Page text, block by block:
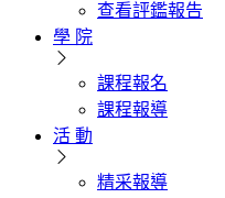
查看評鑑報告
學 院
課程報名
課程報導
活 動
精采報導